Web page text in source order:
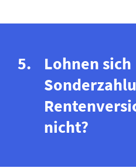
Lohnen sich
nicht?